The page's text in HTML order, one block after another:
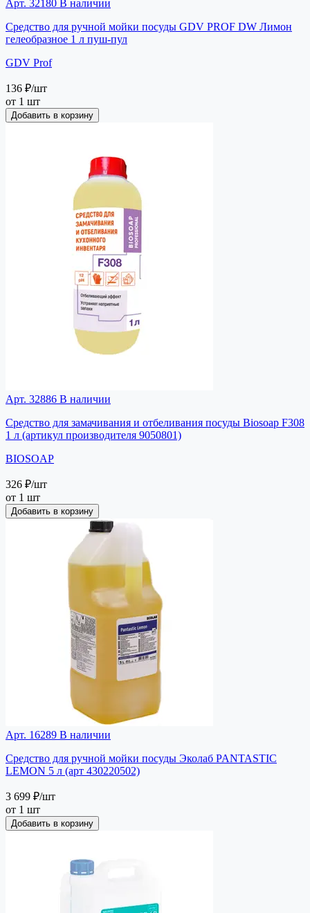
Арт. 32180 В наличии
Средство для ручной мойки посуды GDV PROF DW Лимон
гелеобразное 1 л пуш-пул
GDV Prof
136 ₽/шт
от 1 шт
Добавить в корзину
Арт. 32886 В наличии
Средство для замачивания и отбеливания посуды Biosoap F308
1 л (артикул производителя 9050801)
BIOSOAP
326 ₽/шт
от 1 шт
Добавить в корзину
Арт. 16289 В наличии
Средство для ручной мойки посуды Эколаб PANTASTIC
LEMON 5 л (арт 430220502)
3 699 ₽/шт
от 1 шт
Добавить в корзину